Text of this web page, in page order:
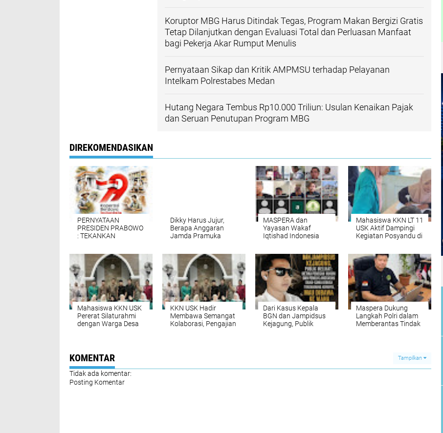
Koruptor MBG Harus Ditindak Tegas, Program Makan Bergizi Gratis
Tetap Dilanjutkan dengan Evaluasi Total dan Perluasan Manfaat
bagi Pekerja Akar Rumput Menulis
Pernyataan Sikap dan Kritik AMPMSU terhadap Pelayanan
Intelkam Polrestabes Medan
Hutang Negara Tembus Rp10.000 Triliun: Usulan Kenaikan Pajak
dan Seruan Penutupan Program MBG
DIREKOMENDASIKAN
PERNYATAAN
PRESIDEN PRABOWO
: TEKANKAN
UUD 1945 DAN UU
PERKOPERASIAN
Dikky Harus Jujur,
Berapa Anggaran
Jamda Pramuka
MASPERA dan
Yayasan Wakaf
Iqtishad Indonesia
Indonesia Hijau
melalui Program
Hutan Wakaf
Mahasiswa KKN LT 11
USK Aktif Dampingi
Kegiatan Posyandu di
Pengabdian kepada
Masyarakat
Mahasiswa KKN USK
Pererat Silaturahmi
dengan Warga Desa
KKN USK Hadir
Membawa Semangat
Kolaborasi, Pengajian
Dari Kasus Kepala
BGN dan Jampidsus
Kejagung, Publik
Mau Dibawa ke Mana
Maspera Dukung
Langkah Polri dalam
Memberantas Tindak
KOMENTAR Tampilkan
Tidak ada komentar:
Posting Komentar